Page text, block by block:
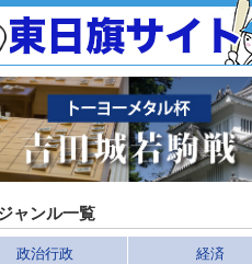
ャンル一覧
政治行政 経済